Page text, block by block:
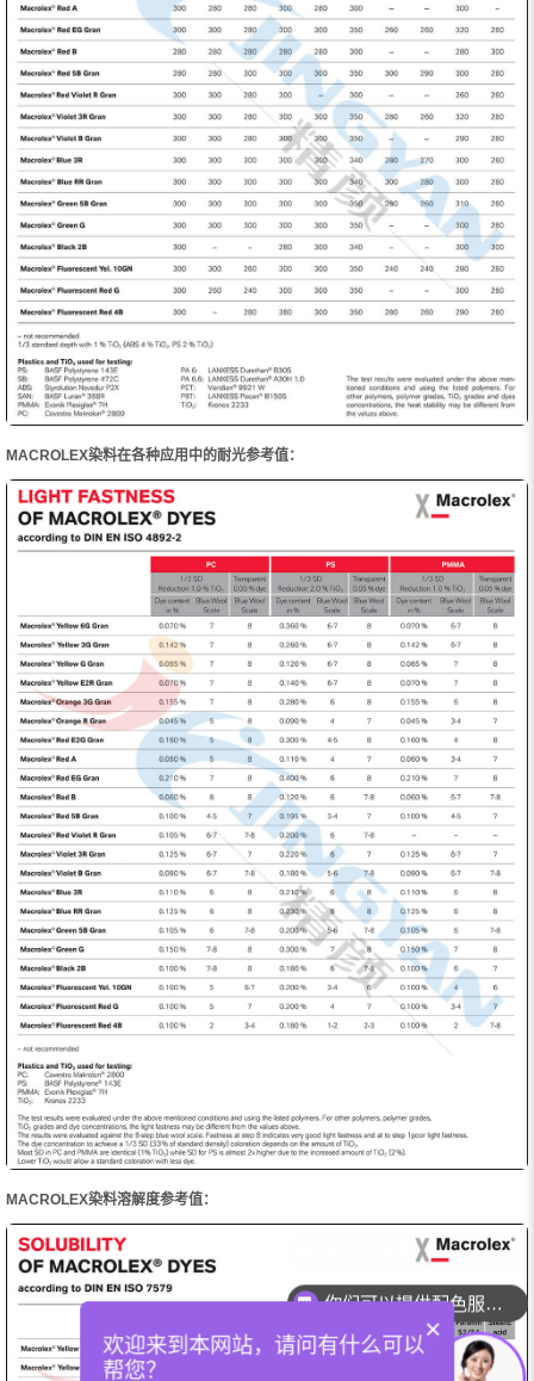
MACROLEX染料在各种应用中的耐光参考值：
MACROLEX染料溶解度参考值：
你们可以提供配色服务吗？
×
欢迎来到本网站，请问有什么可以
帮您？